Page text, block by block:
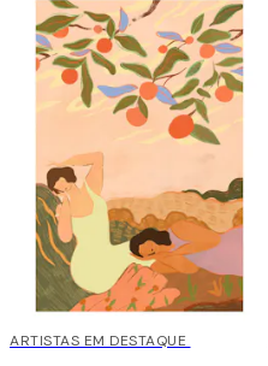
40%*
ARTISTAS EM DESTAQUE